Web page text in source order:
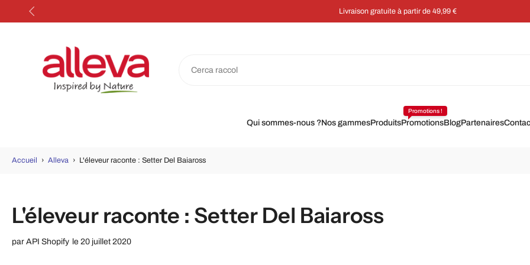
Aller
Qui sommes-nous ?Nos gammesProduitsPromotions
Promotions !
BlogPartenaires
Accueil › Alleva › L'éleveur raconte : Setter Del Baiaross
L'éleveur raconte : Setter Del Baiaross
par API Shopify le 20 juillet 2020